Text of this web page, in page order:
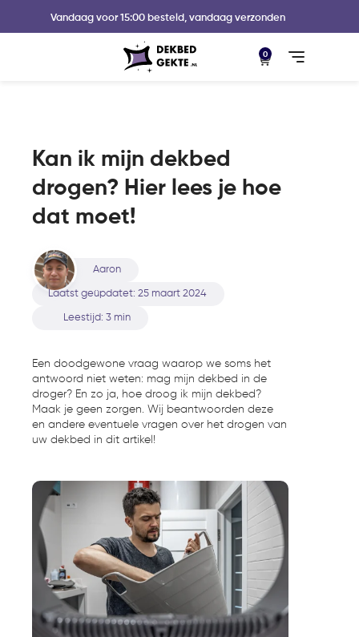
Vandaag voor 15:00 besteld, vandaag verzonden
0
Kan ik mijn dekbed
drogen? Hier lees je hoe
dat moet!
Aaron
Laatst geüpdatet: 25 maart 2024
Leestijd: 3 min
Een doodgewone vraag waarop we soms het
antwoord niet weten: mag mijn dekbed in de
droger? En zo ja, hoe droog ik mijn dekbed?
Maak je geen zorgen. Wij beantwoorden deze
en andere eventuele vragen over het drogen van
uw dekbed in dit artikel!